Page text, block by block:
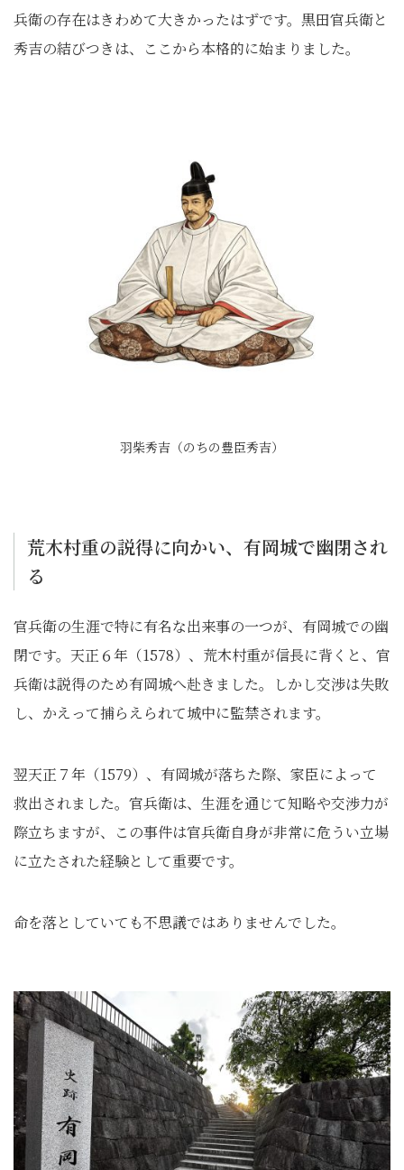
兵衛の存在はきわめて大きかったはずです。黒田官兵衛と
秀吉の結びつきは、ここから本格的に始まりました。
羽柴秀吉（のちの豊臣秀吉）
荒木村重の説得に向かい、有岡城で幽閉され
る
官兵衛の生涯で特に有名な出来事の一つが、有岡城での幽
閉です。天正６年（1578）、荒木村重が信長に背くと、官
兵衛は説得のため有岡城へ赴きました。しかし交渉は失敗
し、かえって捕らえられて城中に監禁されます。
翌天正７年（1579）、有岡城が落ちた際、家臣によって
救出されました。官兵衛は、生涯を通じて知略や交渉力が
際立ちますが、この事件は官兵衛自身が非常に危うい立場
に立たされた経験として重要です。
命を落としていても不思議ではありませんでした。